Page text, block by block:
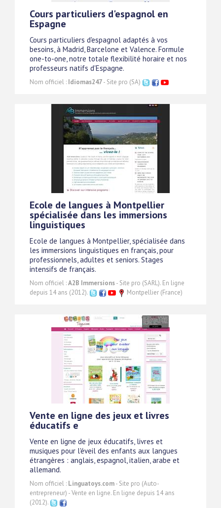
Cours particuliers d'espagnol en
Espagne
Cours particuliers d'espagnol adaptés à vos
besoins, à Madrid, Barcelone et Valence. Formule
one-to-one, notre totale flexibilité horaire et nos
professeurs natifs d'Espagne.
Nom officiel : Idiomas247- Site pro (SA)
Ecole de langues à Montpellier
spécialisée dans les immersions
linguistiques
Ecole de langues à Montpellier, spécialisée dans
les immersions linguistiques en français, pour
professionnels, adultes et seniors. Stages
intensifs de français.
Nom officiel :A2B Immersions- Site pro (SARL). En ligne
depuis 14 ans (2012).
Montpellier (France)
Vente en ligne des jeux et livres
éducatifs e
Vente en ligne de jeux éducatifs, livres et
musiques pour l'éveil des enfants aux langues
étrangères : anglais, espagnol, italien, arabe et
allemand.
Nom officiel : Linguatoys.com- Site pro (Auto-
entrepreneur) - Vente en ligne. En ligne depuis 14 ans
(2012).